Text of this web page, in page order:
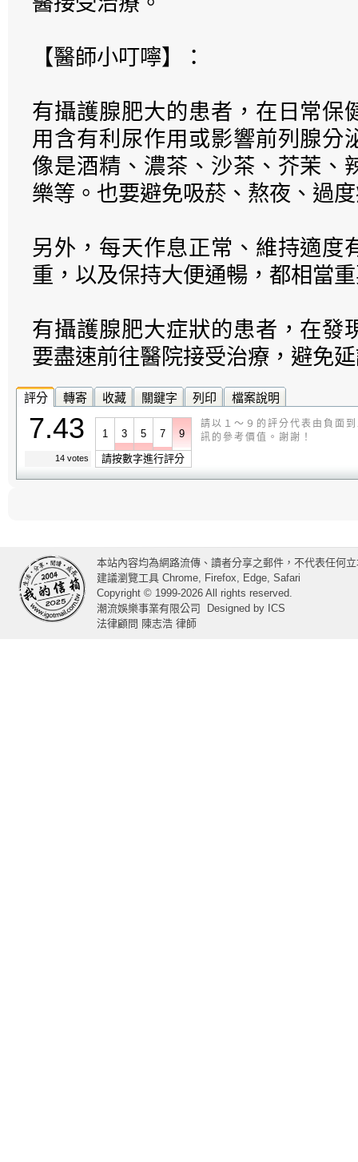
【醫師小叮嚀】：
有攝護腺肥大的患者，在日常保
用含有利尿作用或影響前列腺分
像是酒精、濃茶、沙茶、芥茉、
樂等。也要避免吸菸、熬夜、過
另外，每天作息正常、維持適度
重，以及保持大便通暢，都相當
有攝護腺肥大症狀的患者，在發
要盡速前往醫院接受治療，避免
評分 轉寄 收藏 關鍵字 列印 檔案說明
7.43
14 votes
1 3 5 7 9
請按數字進行評分
請以１～９的評分代表由負面
訊的參考價值。謝謝！
本站內容均為網路流傳、讀者分享之郵件，不代表任何
建議瀏覽工具 Chrome, Firefox, Edge, Safari
Copyright © 1999-2026 All rights reserved.
潮流娛樂事業有限公司
Designed by ICS
法律顧問 陳志浩 律師